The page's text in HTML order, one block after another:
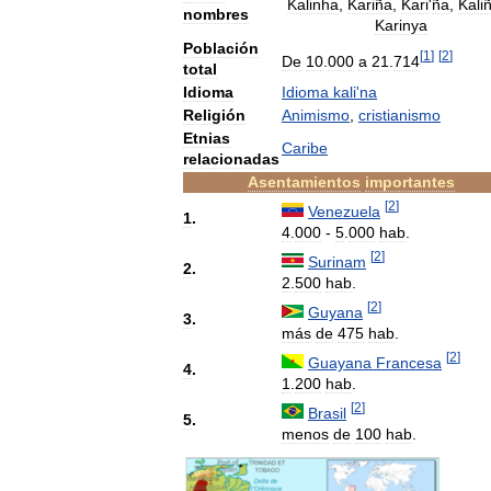
nombres
Kalinha Kariña Kari'ña
Karinya
Población
total
De 10 000 a 21 714[1 ] [2]
Idioma Idioma kali'na
Religión
Animismo cristianismo
Etnias
relacionadas
Caribe
Asentamientos importantes
1. Venezuela [2]
4 000 - 5 000 hab
2. Surinam [2]
2 500 hab
3. Guyana [2]
más de 475 hab
4. Guayana Francesa [2]
1 200 hab
5. Brasil [2]
menos de 100 hab